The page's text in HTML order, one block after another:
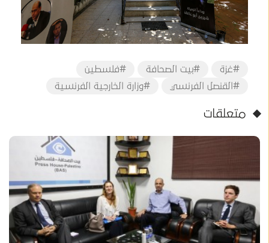
#غزة #بيت الصحافة
#فلسطين
#القنصل الفرنسي
#وزارة الخارجية الفرنسية
متعلقات